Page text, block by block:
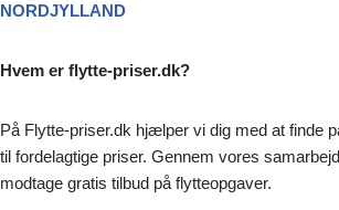
NORDJYLLAND
Hvem er flytte-priser.dk?
På Flytte-priser.dk hjælper vi dig med at finde
til fordelagtige priser. Gennem vores
modtage gratis tilbud på flytteopgaver.